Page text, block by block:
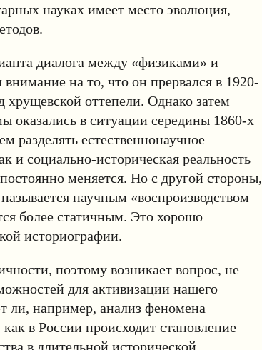
науках имеет место эволюция,
диалога между «физиками» и
на то, что он прервался в 1920-
оттепели. Однако затем
оказались в ситуации середины 1860-х
разделять естественнонаучное
и социально-историческая реальность
меняется. Но с другой стороны,
научным «воспроизводством
более статичным. Это хорошо
историографии.
поэтому возникает вопрос, не
для активизации нашего
ли, например, анализ феномена
в России происходит становление
в длительной исторической